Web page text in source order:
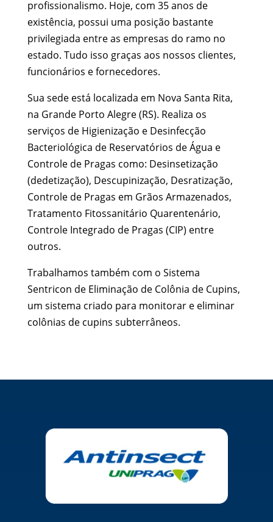
profissionalismo. Hoje, com 35 anos de
existência, possui uma posição bastante
privilegiada entre as empresas do ramo no
estado. Tudo isso graças aos nossos clientes,
funcionários e fornecedores.
Sua sede está localizada em Nova Santa Rita,
na Grande Porto Alegre (RS). Realiza os
serviços de Higienização e Desinfecção
Bacteriológica de Reservatórios de Água e
Controle de Pragas como: Desinsetização
(dedetização), Descupinização, Desratização,
Controle de Pragas em Grãos Armazenados,
Tratamento Fitossanitário Quarentenário,
Controle Integrado de Pragas (CIP) entre
outros.
Trabalhamos também com o Sistema
Sentricon de Eliminação de Colônia de Cupins,
um sistema criado para monitorar e eliminar
colônias de cupins subterrâneos.